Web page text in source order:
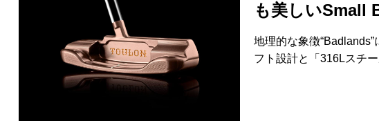
も美しいSmall
地理的な象徴
フト設計と「316Lスチ
製品レビュー
ドライバー
FAIRWAY WOODS フェアウェイウッド
IRONS アイアン